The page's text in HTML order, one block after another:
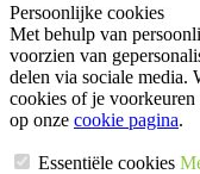
Persoonlijke cookies
Met behulp van
voorzien van
delen via sociale media.
cookies of je voorkeuren
op onze cookie pagina.
Essentiële cookies